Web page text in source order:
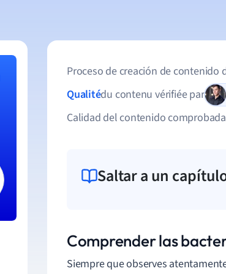
Proceso de creación de contenido
Qualitédu contenu vérifiée par
Calidad del contenido
Saltar a un
Comprender las
Siempre que observes